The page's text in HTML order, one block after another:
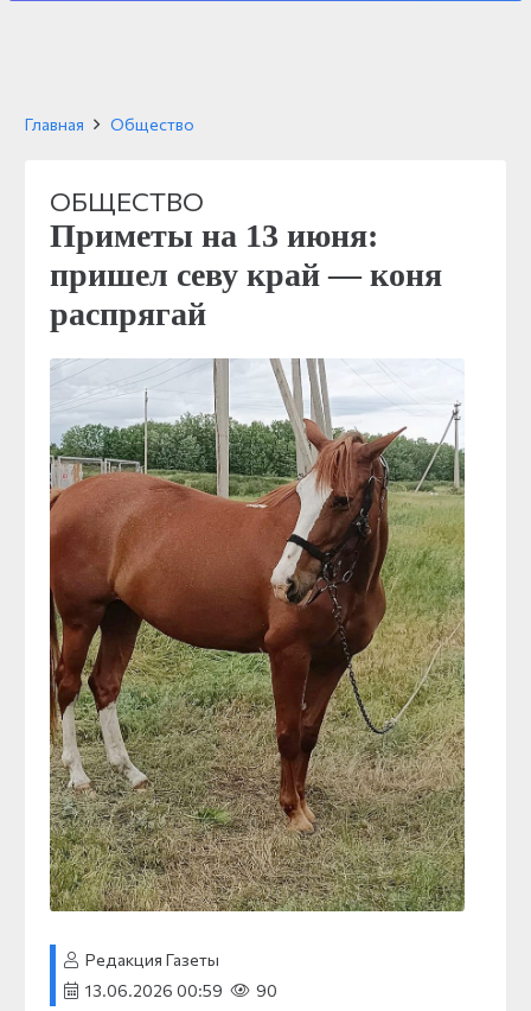
Главная Общество
ОБЩЕСТВО
Приметы на 13 июня:
пришел севу край — коня
распрягай
Редакция Газеты
13.06.2026 00:59
90